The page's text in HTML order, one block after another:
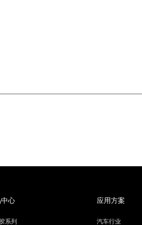
心
系列
应用方案
汽车行业